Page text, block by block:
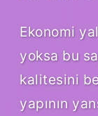
Ekonomi
yoksa bu
kalitesini
yapının